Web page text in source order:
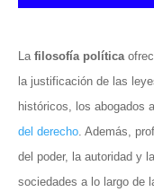
La filosofía política
la justificación de las
históricos, los abogados
del derecho. Además,
del poder, la autoridad y
sociedades a lo largo de